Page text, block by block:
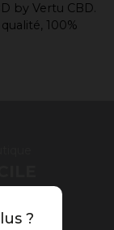
by Vertu CBD.
100%
?